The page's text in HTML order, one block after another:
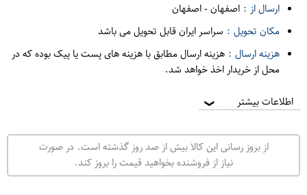
ارسال از : اصفهان-اصفهان
مکان تحویل : سراسر ایران قابل تحویل می باشد
هزینه ارسال : هزینه ارسال مطابق با هزینه های پست یا پیک بوده که در
محل از خریدار اخذ خواهد شد.
اطلاعات بیشتر ❯
از بروز رسانی این کالا بیش از صد روز گذشته است. در صورت
نیاز از فروشنده بخواهید قیمت را بروز کند.